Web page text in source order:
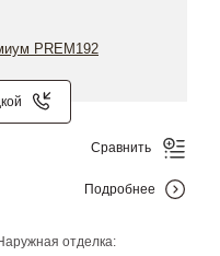
отделка:
Сравнить
Подробнее